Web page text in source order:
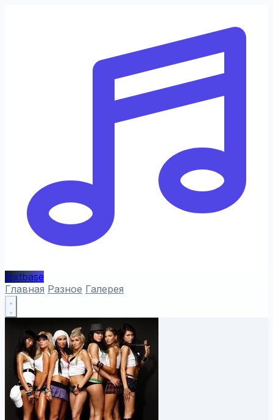
textbase
Главная Разное Галерея